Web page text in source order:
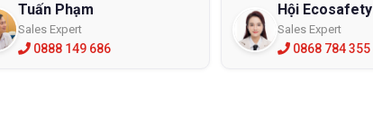
Tuấn Phạm
Sales Expert
0888 149 686
Hội Ecosafety
Sales Expert
0868 784 355